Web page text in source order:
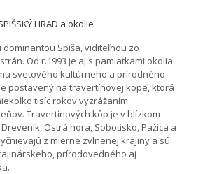
HRAD a okolie
Spiša, viditeľnou zo
Od r.1993 je aj s pamiatkami okolia
svetového kultúrneho a prírodného
postavený na travertínovej kope, ktorá
tisíc rokov vyzrážaním
Travertínových kôp je v blízkom
Ostrá hora, Sobotisko, Pažica a
z mierne zvlnenej krajiny a sú
prírodovedného aj